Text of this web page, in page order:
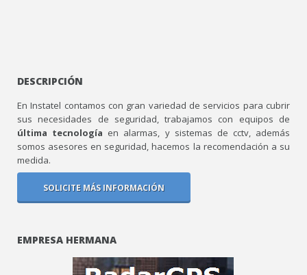
DESCRIPCIÓN
En Instatel contamos con gran variedad de servicios para cubrir
sus necesidades de seguridad, trabajamos con equipos de
última tecnología en alarmas, y sistemas de cctv, además
somos asesores en seguridad, hacemos la recomendación a su
medida.
SOLICITE MÁS INFORMACIÓN
EMPRESA HERMANA